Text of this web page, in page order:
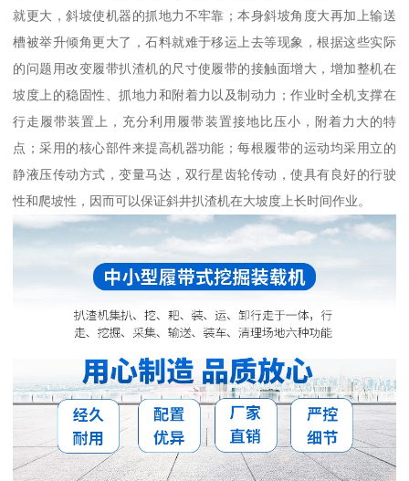
就更大，斜坡使机器的抓地力不牢靠；本身斜坡角度大再加上输送
槽被举升倾角更大了，石料就难于移运上去等现象，根据这些实际
的问题用改变履带扒渣机的尺寸使履带的接触面增大，增加整机在
坡度上的稳固性、抓地力和附着力以及制动力；作业时全机支撑在
行走履带装置上，充分利用履带装置接地比压小，附着力大的特
点；采用的核心部件来提高机器功能；每根履带的运动均采用立的
静液压传动方式，变量马达，双行星齿轮传动，使具有良好的行驶
性和爬坡性，因而可以保证斜井扒渣机在大坡度上长时间作业。